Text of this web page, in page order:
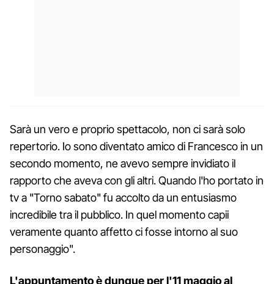
Sarà un vero e proprio spettacolo, non ci sarà solo
repertorio. Io sono diventato amico di Francesco in un
secondo momento, ne avevo sempre invidiato il
rapporto che aveva con gli altri. Quando l'ho portato in
tv a "Torno sabato" fu accolto da un entusiasmo
incredibile tra il pubblico. In quel momento capii
veramente quanto affetto ci fosse intorno al suo
personaggio".
L'appuntamento è dunque per l'11 maggio al